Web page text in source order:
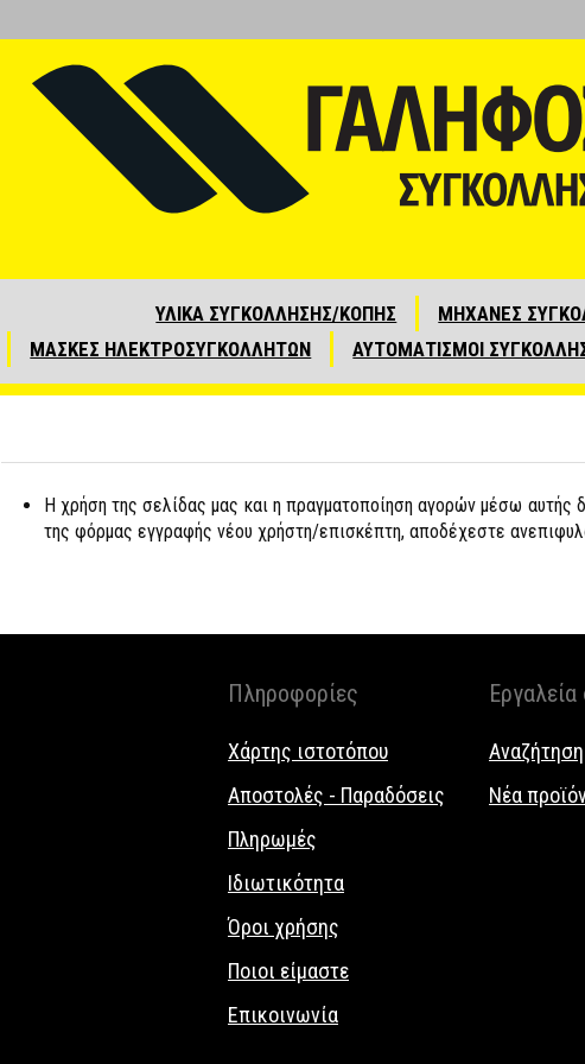
ΥΛΙΚΑ ΣΥΓΚΟΛΛΗΣΗΣ/ΚΟΠΗΣ ΜΗΧΑΝΕΣ
ΜΑΣΚΕΣ ΗΛΕΚΤΡΟΣΥΓΚΟΛΛΗΤΩΝ
ΑΥΤΟΜΑΤΙΣΜΟΙ
Η χρήση της σελίδας μας και η πραγματοποίηση αγορών μέσω αυτής
της φόρμας εγγραφής νέου χρήστη/επισκέπτη, αποδέχεστε
Πληροφορίες
Χάρτης ιστοτόπου
Αποστολές - Παραδόσεις
Πληρωμές
Ιδιωτικότητα
Όροι χρήσης
Ποιοι είμαστε
Επικοινωνία
Εργαλεία
Αναζήτηση
Νέα